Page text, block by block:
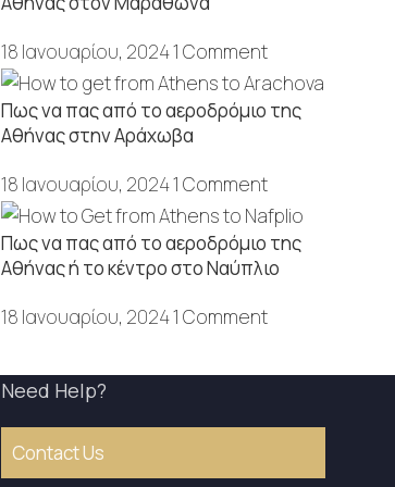
18 Ιανουαρίου, 20241 Comment
Πως να πας από το αεροδρόμιο της
Αθήνας στην Αράχωβα
18 Ιανουαρίου, 20241 Comment
Πως να πας από το αεροδρόμιο της
Αθήνας ή το κέντρο στο Ναύπλιο
18 Ιανουαρίου, 20241 Comment
Need Help?
Contact Us